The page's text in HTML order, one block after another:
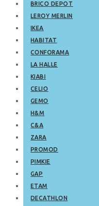
BRICO DEPOT
LEROY MERLIN
IKEA
HABITAT
CONFORAMA
LA HALLE
KIABI
CELIO
GEMO
H&M
C&A
ZARA
PROMOD
PIMKIE
GAP
ETAM
DECATHLON